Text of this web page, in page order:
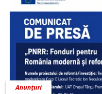
Anunțuri